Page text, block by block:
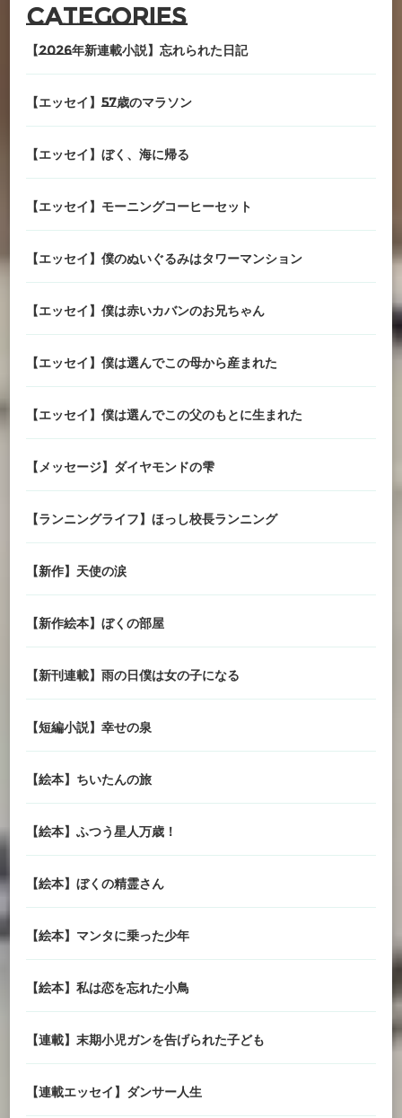
Categories
【2026年新連載小説】忘れられた日記
【エッセイ】57歳のマラソン
【エッセイ】ぼく、海に帰る
【エッセイ】モーニングコーヒーセット
【エッセイ】僕のぬいぐるみはタワーマンション
【エッセイ】僕は赤いカバンのお兄ちゃん
【エッセイ】僕は選んでこの母から産まれた
【エッセイ】僕は選んでこの父のもとに生まれた
【メッセージ】ダイヤモンドの雫
【ランニングライフ】ほっし校長ランニング
【新作】天使の涙
【新作絵本】ぼくの部屋
【新刊連載】雨の日僕は女の子になる
【短編小説】幸せの泉
【絵本】ちいたんの旅
【絵本】ふつう星人万歳！
【絵本】ぼくの精霊さん
【絵本】マンタに乗った少年
【絵本】私は恋を忘れた小鳥
【連載】末期小児ガンを告げられた子ども
【連載エッセイ】ダンサー人生